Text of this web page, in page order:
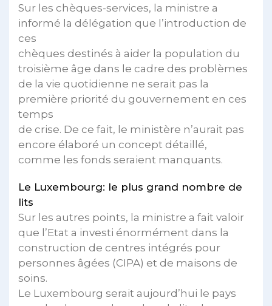
Sur les chèques-services, la ministre a
informé la délégation que l’introduction de
ces
chèques destinés à aider la population du
troisième âge dans le cadre des problèmes
de la vie quotidienne ne serait pas la
première priorité du gouvernement en ces
temps
de crise. De ce fait, le ministère n’aurait pas
encore élaboré un concept détaillé,
comme les fonds seraient manquants.
Le Luxembourg: le plus grand nombre de
lits
Sur les autres points, la ministre a fait valoir
que l’Etat a investi énormément dans la
construction de centres intégrés pour
personnes âgées (CIPA) et de maisons de
soins.
Le Luxembourg serait aujourd’hui le pays